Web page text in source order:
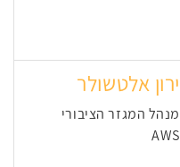
ירון אלטשולר
מנהל המגזר הציבורי
AWS